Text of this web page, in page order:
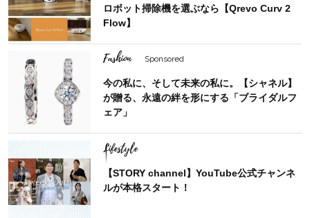
ロボット掃除機を選ぶなら【Qrevo Curv 2
Flow】
Fashion Sponsored
今の私に、そして未来の私に。【シャネル】
が贈る、永遠の絆を形にする「ブライダルフ
ェア」
Lifestyle
【STORY channel】YouTube公式チャンネ
ルが本格スタート！